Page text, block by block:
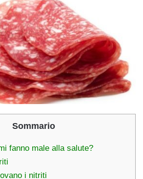
Sommario
fanno male alla salute?
i nitriti